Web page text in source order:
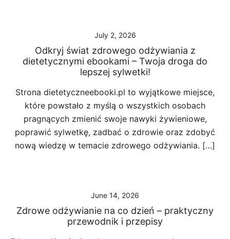
July 2, 2026
Odkryj świat zdrowego odżywiania z
dietetycznymi ebookami – Twoja droga do
lepszej sylwetki!
Strona dietetyczneebooki.pl to wyjątkowe miejsce,
które powstało z myślą o wszystkich osobach
pragnących zmienić swoje nawyki żywieniowe,
poprawić sylwetkę, zadbać o zdrowie oraz zdobyć
nową wiedzę w temacie zdrowego odżywiania. […]
June 14, 2026
Zdrowe odżywianie na co dzień – praktyczny
przewodnik i przepisy